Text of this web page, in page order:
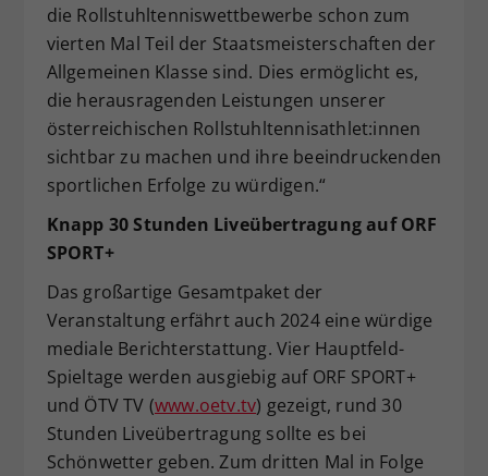
die Rollstuhltenniswettbewerbe schon zum
vierten Mal Teil der Staatsmeisterschaften der
Allgemeinen Klasse sind. Dies ermöglicht es,
die herausragenden Leistungen unserer
österreichischen Rollstuhltennisathlet:innen
sichtbar zu machen und ihre beeindruckenden
sportlichen Erfolge zu würdigen.“
Knapp 30 Stunden Liveübertragung auf ORF
SPORT+
Das großartige Gesamtpaket der
Veranstaltung erfährt auch 2024 eine würdige
mediale Berichterstattung. Vier Hauptfeld-
Spieltage werden ausgiebig auf ORF SPORT+
und ÖTV TV (www.oetv.tv) gezeigt, rund 30
Stunden Liveübertragung sollte es bei
Schönwetter geben. Zum dritten Mal in Folge